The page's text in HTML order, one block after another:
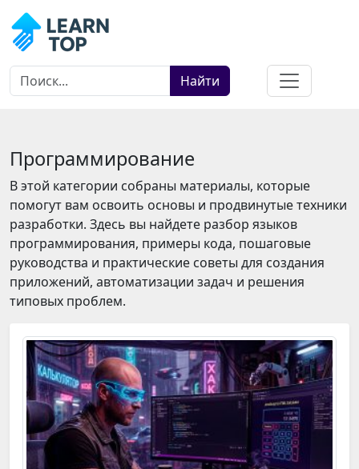
Найти
Программирование
В этой категории собраны материалы, которые
помогут вам освоить основы и продвинутые техники
разработки. Здесь вы найдете разбор языков
программирования, примеры кода, пошаговые
руководства и практические советы для создания
приложений, автоматизации задач и решения
типовых проблем.